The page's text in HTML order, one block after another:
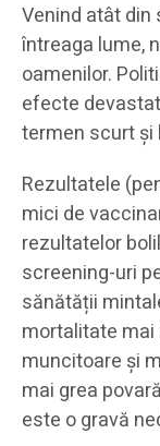
Venind atât din
întreaga lume,
oamenilor.
efecte
termen scurt și
Rezultatele
mici de
rezultatelor
screening-uri
sănătății
mortalitate mai
muncitoare și
mai grea
este o gravă